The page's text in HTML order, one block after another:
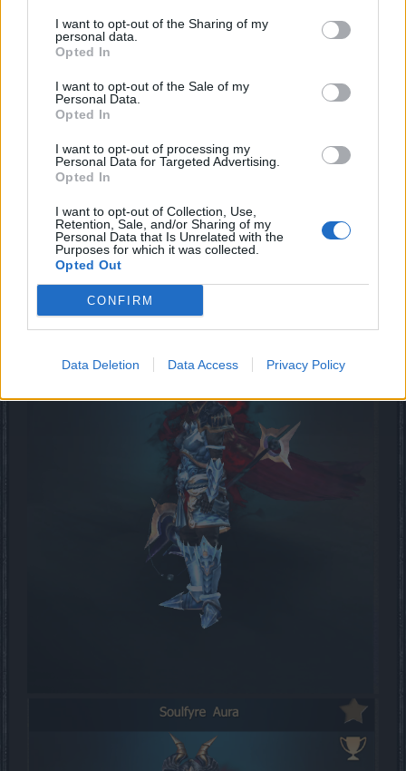
I want to opt-out of the Sharing of my
personal data.
Opted In
I want to opt-out of the Sale of my
Personal Data.
Opted In
I want to opt-out of processing my
Personal Data for Targeted Advertising.
Opted In
I want to opt-out of Collection, Use,
Retention, Sale, and/or Sharing of my
Personal Data that Is Unrelated with the
Purposes for which it was collected.
Opted Out
CONFIRM
Data Deletion Data Access Privacy Policy
дополнений от сообщества.
Как создать?
Страха, 10x Глаз Краха
Крыло Знамения (питомец)
Получено из Статуй Черного Рыцаря
+20.00% Урон
+15.00% Скорость передвижения
+15.00% Размер стака выпадения иномантов